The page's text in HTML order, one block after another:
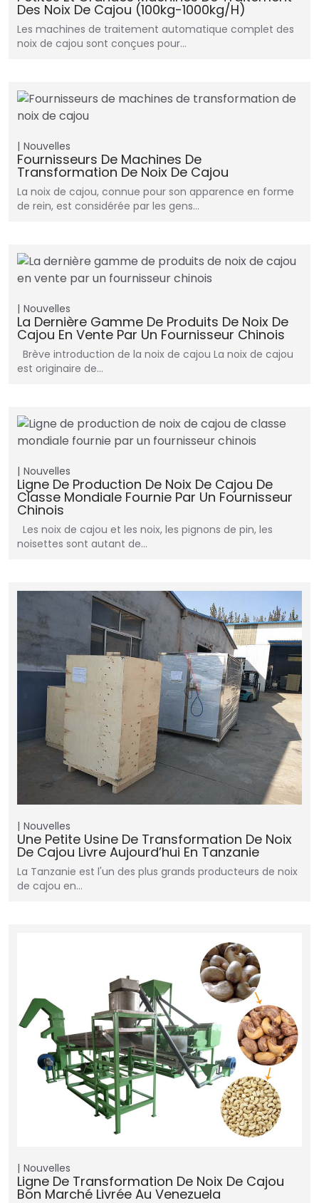
Des Noix De Cajou (100kg-1000kg/h)
Les machines de traitement automatique complet des
noix de cajou sont conçues pour…
Nouvelles
Fournisseurs De Machines De
Transformation De Noix De Cajou
La noix de cajou, connue pour son apparence en forme
de rein, est considérée par les gens…
Nouvelles
La Dernière Gamme De Produits De Noix De
Cajou En Vente Par Un Fournisseur Chinois
Brève introduction de la noix de cajou La noix de cajou
est originaire de…
Nouvelles
Ligne De Production De Noix De Cajou De
Classe Mondiale Fournie Par Un Fournisseur
Chinois
Les noix de cajou et les noix, les pignons de pin, les
noisettes sont autant de…
Nouvelles
Une Petite Usine De Transformation De Noix
De Cajou Livre Aujourd’hui En Tanzanie
La Tanzanie est l'un des plus grands producteurs de noix
de cajou en…
Nouvelles
Ligne De Transformation De Noix De Cajou
Bon Marché Livrée Au Venezuela